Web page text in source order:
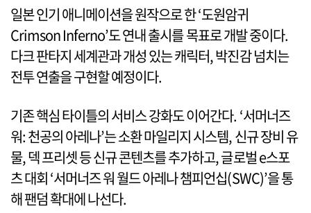
일본 인기 애니메이션을 원작으로 한 ‘도원암귀
Crimson Inferno’도 연내 출시를 목표로 개발 중이다.
다크 판타지 세계관과 개성 있는 캐릭터, 박진감 넘치는
전투 연출을 구현할 예정이다.
기존 핵심 타이틀의 서비스 강화도 이어간다. ‘서머너즈
워: 천공의 아레나’는 소환 마일리지 시스템, 신규 장비 유
물, 덱 프리셋 등 신규 콘텐츠를 추가하고, 글로벌 e스포
츠 대회 ‘서머너즈 워 월드 아레나 챔피언십(SWC)’을 통
해 팬덤 확대에 나선다.